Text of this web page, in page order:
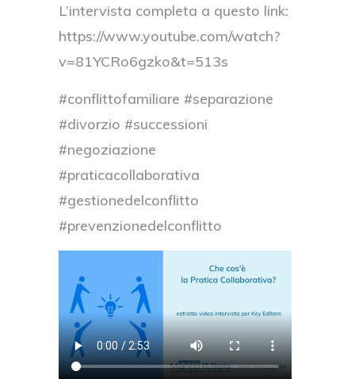
L’intervista completa a questo link:
https://www.youtube.com/watch?
v=81YCRo6gzko&t=513s
#conflittofamiliare #separazione
#divorzio #successioni
#negoziazione
#praticacollaborativa
#gestionedelconflitto
#prevenzionedelconflitto